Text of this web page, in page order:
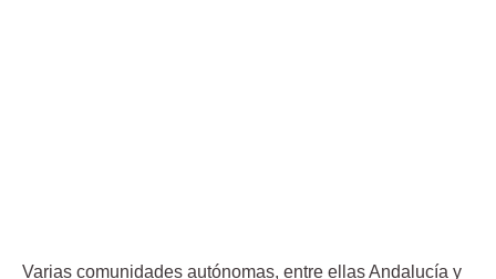
Varias comunidades autónomas, entre ellas Andalucía y